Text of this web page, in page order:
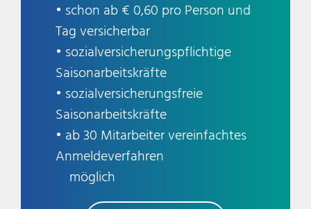
• schon ab € 0,60 pro Person und
Tag versicherbar
• sozialversicherungspflichtige
Saisonarbeitskräfte
• sozialversicherungsfreie
Saisonarbeitskräfte
• ab 30 Mitarbeiter vereinfachtes
Anmeldeverfahren
möglich